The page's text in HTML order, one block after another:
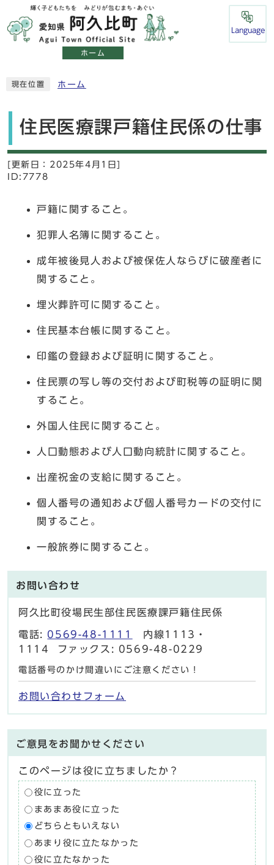
ホーム
Language
現在位置 ホーム
住民医療課戸籍住民係の仕事
[更新日： 2025年4月1日]
ID:7778
戸籍に関すること。
犯罪人名簿に関すること。
成年被後見人および被保佐人ならびに破産者に
関すること。
埋火葬許可に関すること。
住民基本台帳に関すること。
印鑑の登録および証明に関すること。
住民票の写し等の交付および町税等の証明に関
すること。
外国人住民に関すること。
人口動態および人口動向統計に関すること。
出産祝金の支給に関すること。
個人番号の通知および個人番号カードの交付に
関すること。
一般旅券に関すること。
お問い合わせ
阿久比町役場民生部住民医療課戸籍住民係
電話: 0569-48-1111
内線1113・
1114 ファックス: 0569-48-0229
電話番号のかけ間違いにご注意ください！
お問い合わせフォーム
ご意見をお聞かせください
このページは役に立ちましたか？
役に立った
まあまあ役に立った
どちらともいえない
あまり役に立たなかった
役に立たなかった